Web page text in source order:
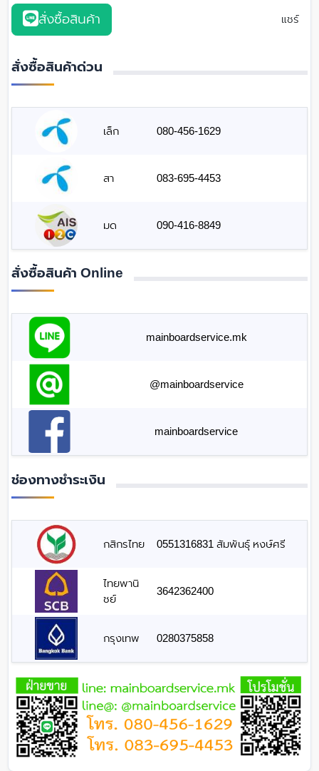
สั่งซื้อสินค้า แชร์
สั่งซื้อสินค้าด่วน
เล็ก 080-456-1629
สา 083-695-4453
มด 090-416-8849
สั่งซื้อสินค้า Online
mainboardservice.mk
@mainboardservice
mainboardservice
ช่องทางชำระเงิน
กสิกรไทย 0551316831 สัมพันธุ์ หงษ์ศรี
ไทยพานิ
ชย์
3642362400
กรุงเทพ 0280375858